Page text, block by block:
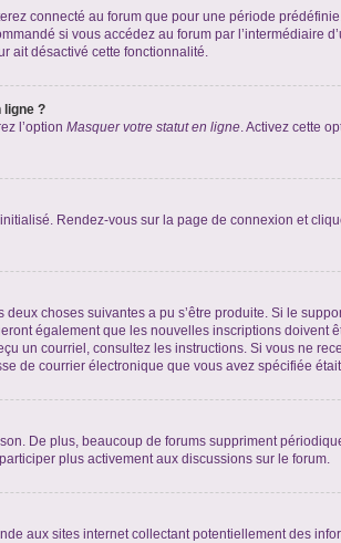
connecté au forum que pour une période
si vous accédez au forum par l’intermédiaire
ait désactivé cette fonctionnalité.
ligne ?
l’option Masquer votre statut en ligne. Activez cette
Rendez-vous sur la page de connexion et
choses suivantes a pu s’être produite. Si le
également que les nouvelles inscriptions doivent
un courriel, consultez les instructions. Si vous ne
de courrier électronique que vous avez spécifiée
De plus, beaucoup de forums suppriment
plus activement aux discussions sur le forum.
aux sites internet collectant potentiellement des